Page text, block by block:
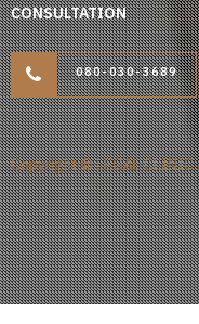
CONSULTATION
080-030-3689
Copyright © LEGAL CLINIC